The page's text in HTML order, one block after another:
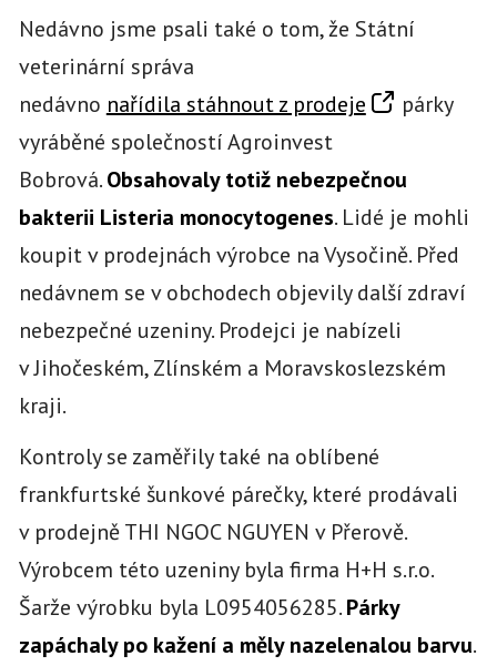
Nedávno jsme psali také o tom, že Státní
veterinární správa
nedávno nařídila stáhnout z prodeje
párky
vyráběné společností Agroinvest
Bobrová.Obsahovaly totiž nebezpečnou
bakterii Listeria monocytogenes. Lidé je mohli
koupit v prodejnách výrobce na Vysočině. Před
nedávnem se v obchodech objevily další zdraví
nebezpečné uzeniny. Prodejci je nabízeli
v Jihočeském, Zlínském a Moravskoslezském
kraji.
Kontroly se zaměřily také na oblíbené
frankfurtské šunkové párečky, které prodávali
v prodejně THI NGOC NGUYEN v Přerově.
Výrobcem této uzeniny byla firma H+H s.r.o.
Šarže výrobku byla L0954056285.Párky
zapáchaly po kažení a měly nazelenalou barvu.